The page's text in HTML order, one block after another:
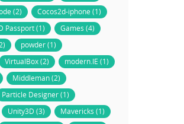
(2)
Cocos2d-iphone (1)
Passport (1)
Games (4)
powder (1)
VirtualBox (2)
modern.IE (1)
Middleman (2)
Particle Designer (1)
Unity3D (3)
Mavericks (1)